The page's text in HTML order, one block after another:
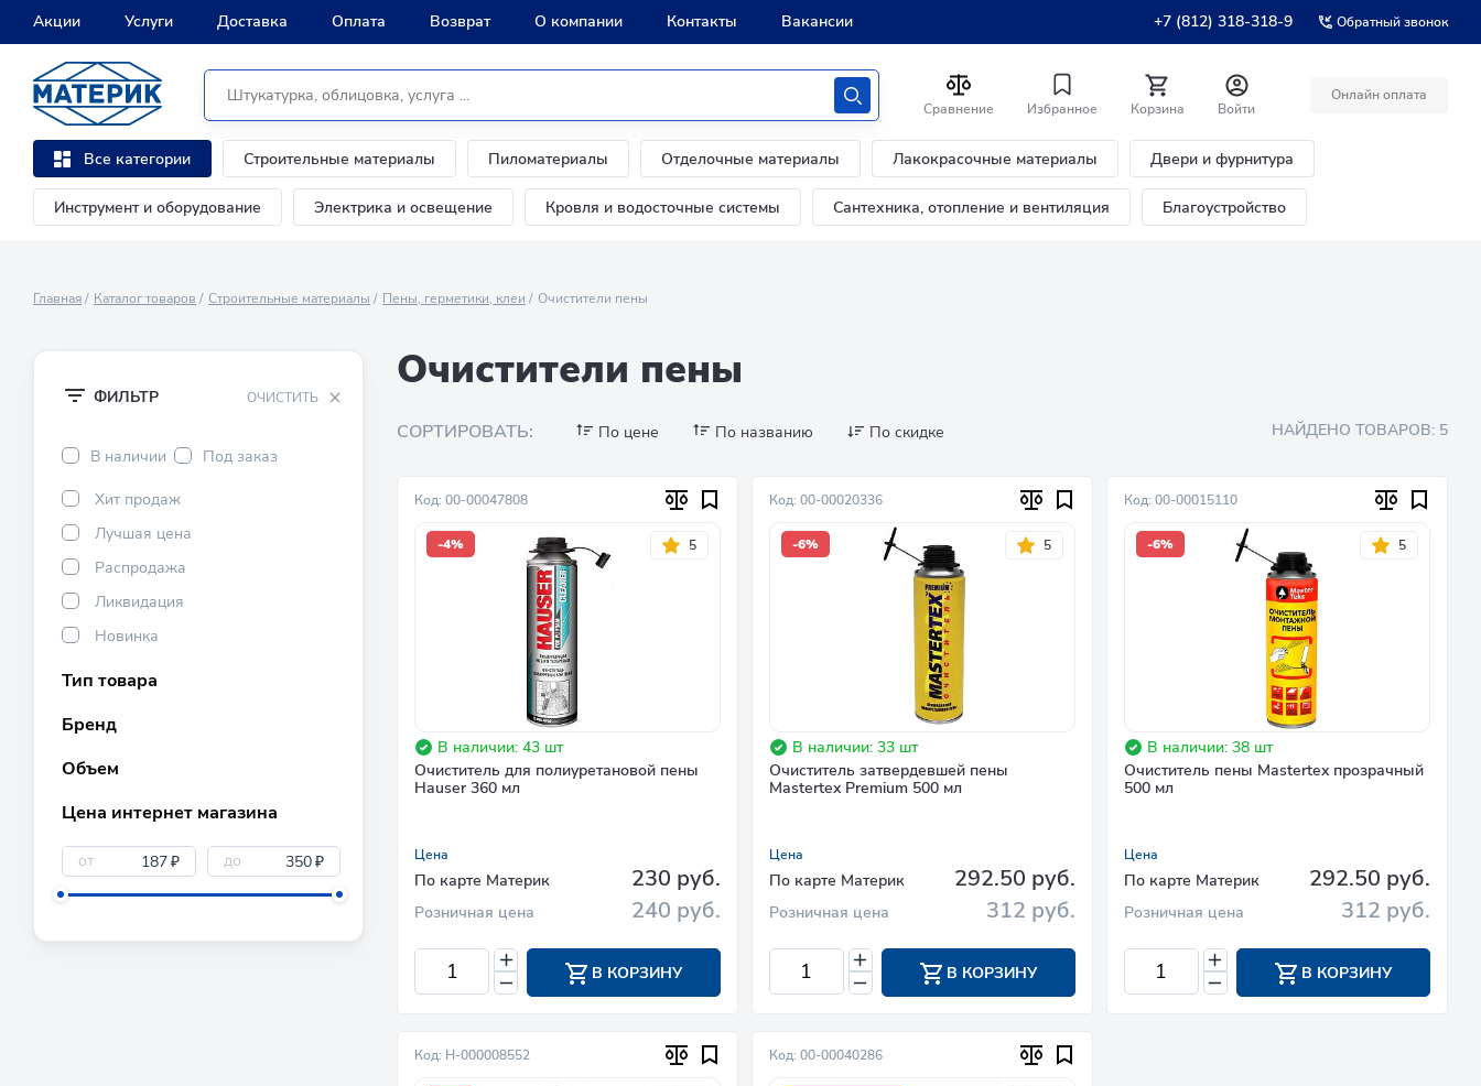
Акции Услуги Доставка Оплата Возврат О компании Контакты Вакансии +7 (812) 318-318-9 Обратный звонок
Сравнение Избранное Корзина Войти
Онлайн оплата
Все категории Строительные материалы Пиломатериалы Отделочные материалы Лакокрасочные материалы Двери и фурнитура
Инструмент и оборудование Электрика и освещение Кровля и водосточные системы Сантехника, отопление и вентиляция Благоустройство
Главная Каталог товаров Строительные материалы Пены, герметики, клеи Очистители пены
ФИЛЬТР ОЧИСТИТЬ
В наличии Под заказ
Хит продаж
Лучшая цена
Распродажа
Ликвидация
Новинка
Тип товара
Бренд
Объем
Цена интернет магазина
от ₽ до ₽
Очистители пены
СОРТИРОВАТЬ: По цене По названию По скидке НАЙДЕНО ТОВАРОВ: 5
Код: 00-00047808
-4% 5
В наличии: 43 шт
Очиститель для полиуретановой пены
Hauser 360 мл
Цена
По карте Материк 230 руб.
Розничная цена 240 руб.
В КОРЗИНУ
Код: 00-00020336
-6% 5
В наличии: 33 шт
Очиститель затвердевшей пены
Mastertex Premium 500 мл
Цена
По карте Материк 292.50 руб.
Розничная цена 312 руб.
В КОРЗИНУ
Код: 00-00015110
-6% 5
В наличии: 38 шт
Очиститель пены Mastertex прозрачный
500 мл
Цена
По карте Материк 292.50 руб.
Розничная цена 312 руб.
В КОРЗИНУ
Код: Н-000008552 Код: 00-00040286